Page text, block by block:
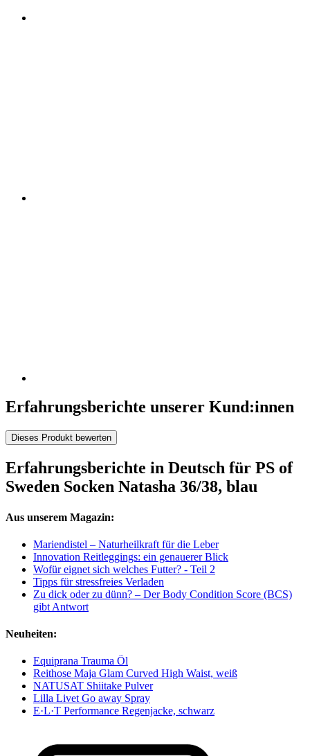
Erfahrungsberichte unserer Kund:innen
Dieses Produkt bewerten
Erfahrungsberichte in Deutsch für PS of
Sweden Socken Natasha 36/38, blau
Aus unserem Magazin:
Mariendistel – Naturheilkraft für die Leber
Innovation Reitleggings: ein genauerer Blick
Wofür eignet sich welches Futter? - Teil 2
Tipps für stressfreies Verladen
Zu dick oder zu dünn? – Der Body Condition Score (BCS)
gibt Antwort
Neuheiten:
Equiprana Trauma Öl
Reithose Maja Glam Curved High Waist, weiß
NATUSAT Shiitake Pulver
Lilla Livet Go away Spray
E·L·T Performance Regenjacke, schwarz